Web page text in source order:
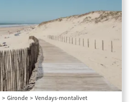
Gironde
Vendays-montalivet